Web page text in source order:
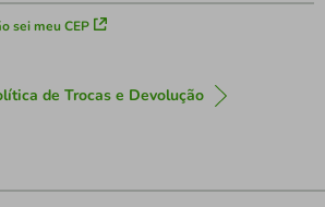
sei meu CEP
de Trocas e Devolução